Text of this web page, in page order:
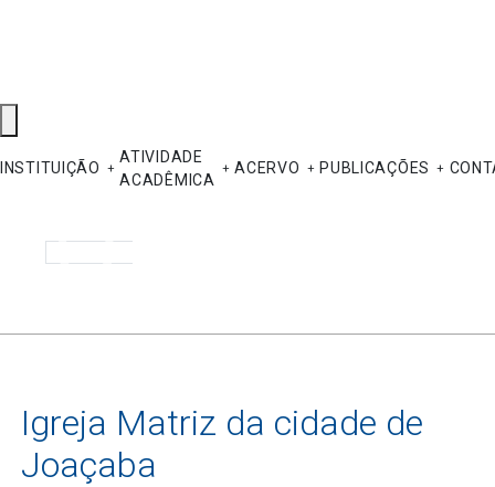
INSTITUIÇÃO
ATIVIDADE
ACADÊMICA
ACERVO PUBLICAÇÕES
Igreja Matriz da cidade de
Joaçaba